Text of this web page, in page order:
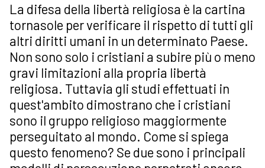
La difesa della libertà religiosa è la cartina
tornasole per verificare il rispetto di tutti gli
altri diritti umani in un determinato Paese.
Non sono solo i cristiani a subire più o meno
gravi limitazioni alla propria libertà
religiosa. Tuttavia gli studi effettuati in
quest'ambito dimostrano che i cristiani
sono il gruppo religioso maggiormente
perseguitato al mondo. Come si spiega
questo fenomeno? Se due sono i principali